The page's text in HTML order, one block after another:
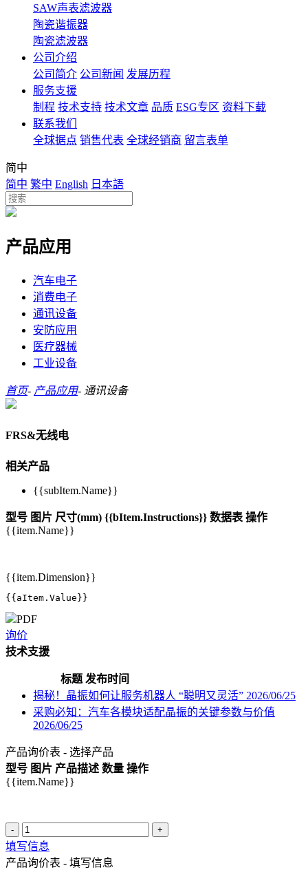
SAW声表滤波器
陶瓷谐振器
陶瓷滤波器
公司介绍
公司简介 公司新闻 发展历程
服务支援
制程 技术支持 技术文章 品质 ESG专区 资料下载
联系我们
全球据点 销售代表 全球经销商 留言表单
简中
简中 繁中 English 日本語
产品应用
汽车电子
消费电子
通讯设备
安防应用
医疗器械
工业设备
首页- 产品应用- 通讯设备
FRS&无线电
相关产品
{{subItem.Name}}
型号 图片 尺寸(mm) {{bItem.Instructions}} 数据表 操作
{{item.Name}}
{{item.Dimension}}
{{aItem.Value}}
PDF
询价
技术支援
标题 发布时间
揭秘！晶振如何让服务机器人 “聪明又灵活” 2026/06/25
采购必知：汽车各模块适配晶振的关键参数与价值
2026/06/25
产品询价表 - 选择产品
型号 图片 产品描述 数量 操作
{{item.Name}}
- +
填写信息
产品询价表 - 填写信息